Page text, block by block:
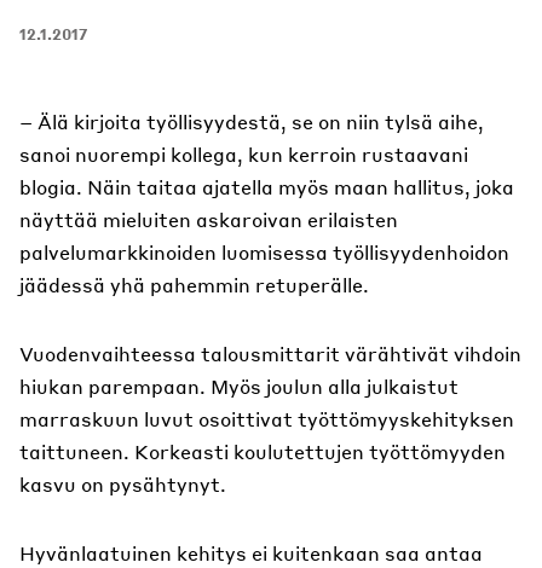
12.1.2017
– Älä kirjoita työllisyydestä, se on niin tylsä aihe,
sanoi nuorempi kollega, kun kerroin rustaavani
blogia. Näin taitaa ajatella myös maan hallitus, joka
näyttää mieluiten askaroivan erilaisten
palvelumarkkinoiden luomisessa työllisyydenhoidon
jäädessä yhä pahemmin retuperälle.
Vuodenvaihteessa talousmittarit värähtivät vihdoin
hiukan parempaan. Myös joulun alla julkaistut
marraskuun luvut osoittivat työttömyyskehityksen
taittuneen. Korkeasti koulutettujen työttömyyden
kasvu on pysähtynyt.
Hyvänlaatuinen kehitys ei kuitenkaan saa antaa